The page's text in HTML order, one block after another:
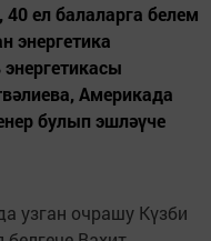
ел балаларга белем
энергетика
Америкада
булып эшләүче
узган очрашу Күзби